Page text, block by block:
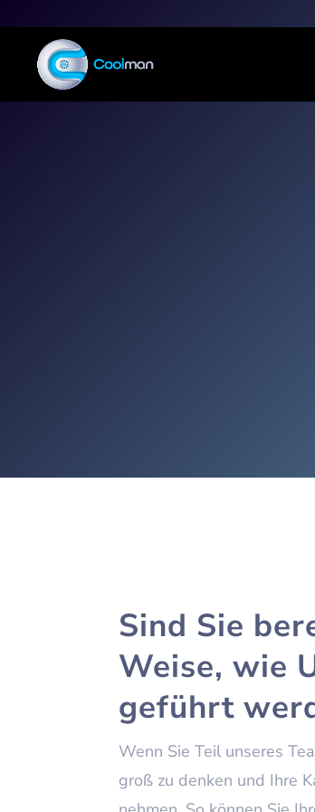
Sind Sie
Weise, wie
geführt
Wenn Sie Teil unseres
groß zu denken und Ihre